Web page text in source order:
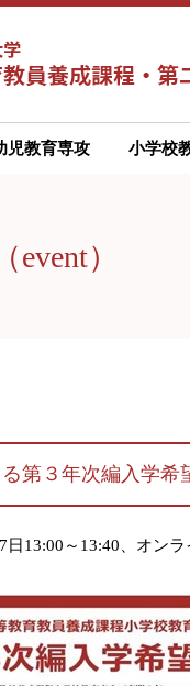
児教育専攻 小学校
）
第３年次編入学希
日13:00～13:40、オン